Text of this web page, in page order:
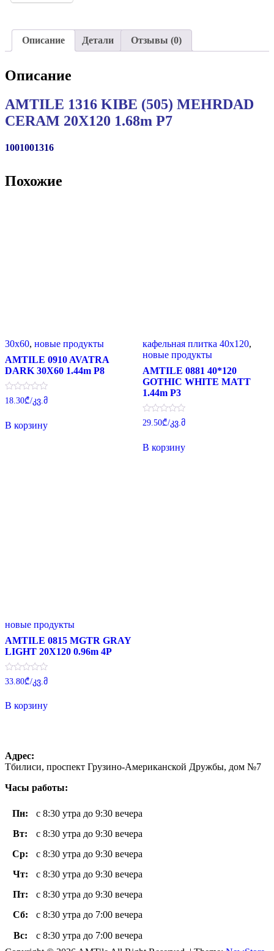
Описание Детали Отзывы (0)
Описание
AMTILE 1316 KIBE (505) MEHRDAD
CERAM 20X120 1.68m P7
1001001316
Похожие
30x60, новые продукты
AMTILE 0910 AVATRA
DARK 30X60 1.44m P8
Оценка
0
5
18.30₾/კვ.მ
В корзину
кафельная плитка 40x120,
новые продукты
AMTILE 0881 40*120
GOTHIC WHITE MATT
1.44m P3
Оценка
0
5
29.50₾/კვ.მ
В корзину
новые продукты
AMTILE 0815 MGTR GRAY
LIGHT 20X120 0.96m 4P
Оценка
0
5
33.80₾/კვ.მ
В корзину
Адрес:
Тбилиси, проспект Грузино-Американской Дружбы, дом №7
Часы работы:
Пн:
с 8:30 утра до 9:30 вечера
Вт:
с 8:30 утра до 9:30 вечера
Ср:
с 8:30 утра до 9:30 вечера
Чт:
с 8:30 утра до 9:30 вечера
Пт:
с 8:30 утра до 9:30 вечера
Сб:
с 8:30 утра до 7:00 вечера
Вс:
с 8:30 утра до 7:00 вечера